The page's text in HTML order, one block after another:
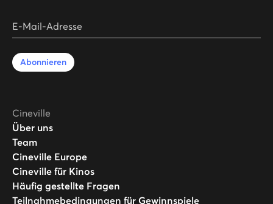
E-Mail-Adresse
Abonnieren
Cineville
Über uns
Team
Cineville Europe
Cineville für Kinos
Häufig gestellte Fragen
Teilnahmebedingungen für Gewinnspiele